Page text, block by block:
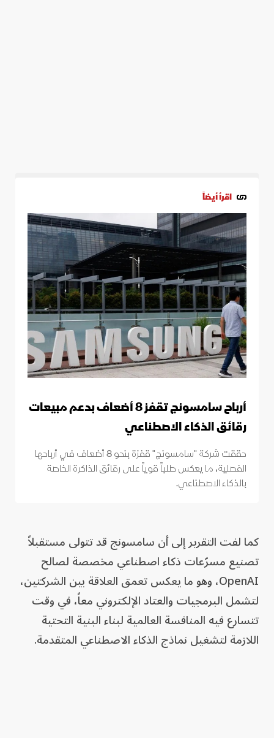
اقرأ أيضاً
أرباح سامسونج تقفز 8 أضعاف بدعم مبيعات
رقائق الذكاء الاصطناعي
حققت شركة "سامسونج" قفزة بنحو 8 أضعاف في أرباحها
الفصلية، ما يعكس طلباً قوياً على رقائق الذاكرة الخاصة
بالذكاء الاصطناعي.
كما لفت التقرير إلى أن سامسونج قد تتولى مستقبلاً
تصنيع مسرّعات ذكاء اصطناعي مخصصة لصالح
OpenAI، وهو ما يعكس تعمق العلاقة بين الشركتين،
لتشمل البرمجيات والعتاد الإلكتروني معاً، في وقت
تتسارع فيه المنافسة العالمية لبناء البنية التحتية
اللازمة لتشغيل نماذج الذكاء الاصطناعي المتقدمة.